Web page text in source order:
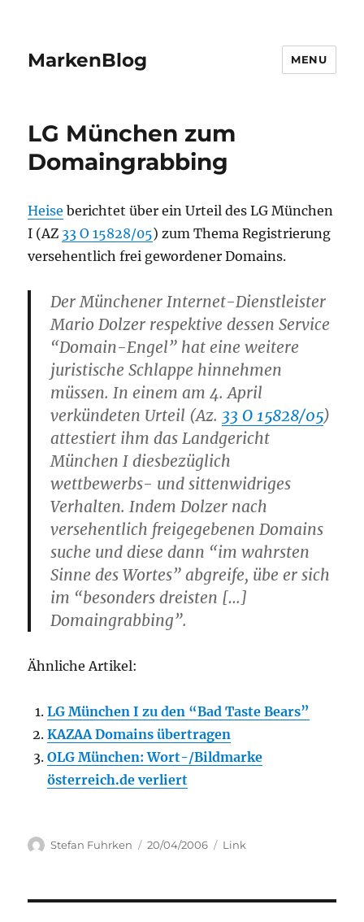
MarkenBlog MENU
LG München zum
Domaingrabbing
Heise berichtet über ein Urteil des LG München
I (AZ 33 O 15828/05) zum Thema Registrierung
versehentlich frei gewordener Domains.
Der Münchener Internet-Dienstleister
Mario Dolzer respektive dessen Service
“Domain-Engel” hat eine weitere
juristische Schlappe hinnehmen
müssen. In einem am 4. April
verkündeten Urteil (Az. 33 O 15828/05)
attestiert ihm das Landgericht
München I diesbezüglich
wettbewerbs- und sittenwidriges
Verhalten. Indem Dolzer nach
versehentlich freigegebenen Domains
suche und diese dann “im wahrsten
Sinne des Wortes” abgreife, übe er sich
im “besonders dreisten […]
Domaingrabbing”.
Ähnliche Artikel:
LG München I zu den “Bad Taste Bears”
KAZAA Domains übertragen
OLG München: Wort-/Bildmarke
österreich.de verliert
Author
Stefan Fuhrken
Posted
20/04/2006 Categories
Link